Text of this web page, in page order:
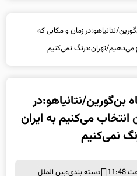
نتانیاهو:در زمان و مکانی که
نتانیاهو:در
می‌کنیم به ایران